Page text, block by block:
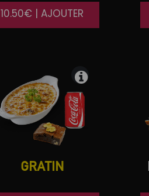
10.50€ | AJOUTER
GRATIN